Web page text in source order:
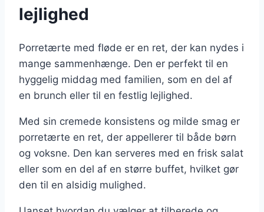
lejlighed
Porretærte med fløde er en ret, der kan nydes i
mange sammenhænge. Den er perfekt til en
hyggelig middag med familien, som en del af
en brunch eller til en festlig lejlighed.
Med sin cremede konsistens og milde smag er
porretærte en ret, der appellerer til både børn
og voksne. Den kan serveres med en frisk salat
eller som en del af en større buffet, hvilket gør
den til en alsidig mulighed.